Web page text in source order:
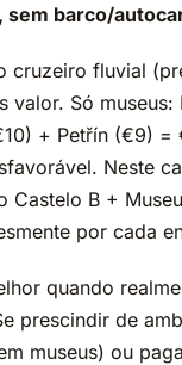
sem barco/
cruzeiro fluvial
valor. Só museus:
+ Petřín (€9) =
Neste
Castelo B +
por cada
quando
prescindir de
museus) ou